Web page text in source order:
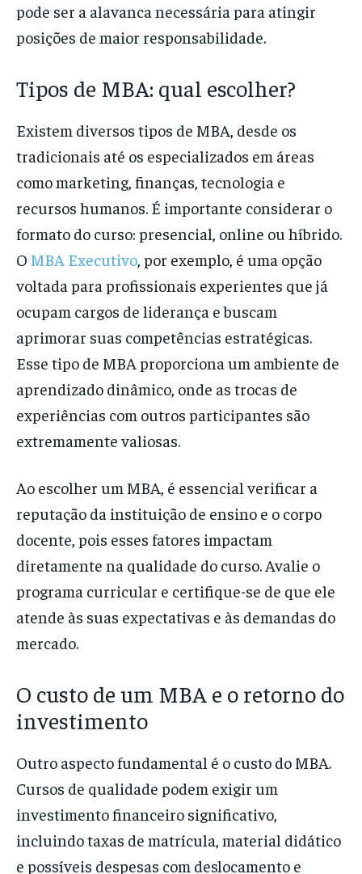
pode ser a alavanca necessária para atingir
posições de maior responsabilidade.
Tipos de MBA: qual escolher?
Existem diversos tipos de MBA, desde os
tradicionais até os especializados em áreas
como marketing, finanças, tecnologia e
recursos humanos. É importante considerar o
formato do curso: presencial, online ou híbrido.
O MBA Executivo, por exemplo, é uma opção
voltada para profissionais experientes que já
ocupam cargos de liderança e buscam
aprimorar suas competências estratégicas.
Esse tipo de MBA proporciona um ambiente de
aprendizado dinâmico, onde as trocas de
experiências com outros participantes são
extremamente valiosas.
Ao escolher um MBA, é essencial verificar a
reputação da instituição de ensino e o corpo
docente, pois esses fatores impactam
diretamente na qualidade do curso. Avalie o
programa curricular e certifique-se de que ele
atende às suas expectativas e às demandas do
mercado.
O custo de um MBA e o retorno do
investimento
Outro aspecto fundamental é o custo do MBA.
Cursos de qualidade podem exigir um
investimento financeiro significativo,
incluindo taxas de matrícula, material didático
e possíveis despesas com deslocamento e